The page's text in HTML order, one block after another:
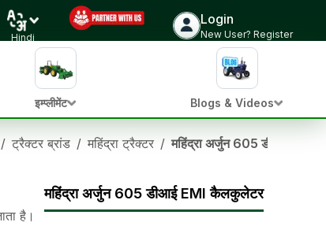
Hindi
Login
New User? Register
इम्प्लीमेंट Blogs & Videos
/ ट्रैक्टर ब्रांड / महिंद्रा ट्रैक्टर / महिंद्रा अर्जुन 605 डीआई
है।
महिंद्रा अर्जुन 605 डीआई EMI कैलकुलेटर
ट्रैक्टर की कीमत जांचें